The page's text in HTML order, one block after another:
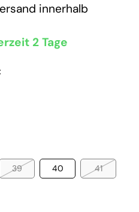
innerhalb
2 Tage
39 40 41